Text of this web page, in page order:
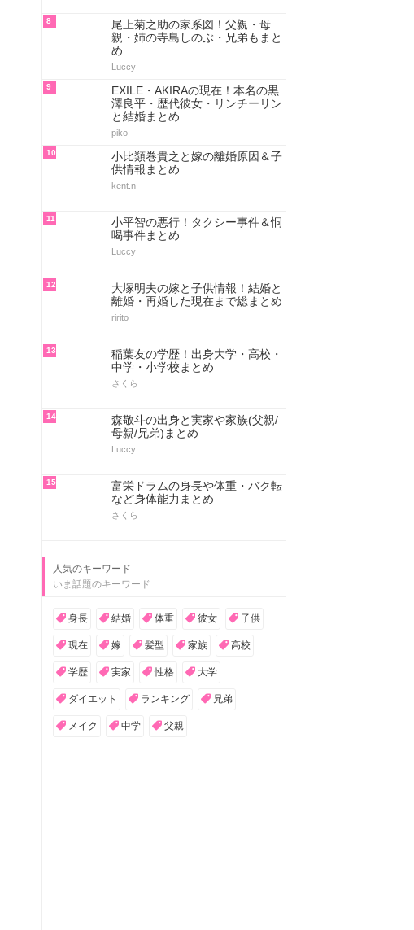
8
尾上菊之助の家系図！父親・母
親・姉の寺島しのぶ・兄弟もまと
め
Luccy
9
EXILE・AKIRAの現在！本名の黒
澤良平・歴代彼女・リンチーリン
と結婚まとめ
piko
10
小比類巻貴之と嫁の離婚原因＆子
供情報まとめ
kent.n
11
小平智の悪行！タクシー事件＆恫
喝事件まとめ
Luccy
12
大塚明夫の嫁と子供情報！結婚と
離婚・再婚した現在まで総まとめ
ririto
13
稲葉友の学歴！出身大学・高校・
中学・小学校まとめ
さくら
14
森敬斗の出身と実家や家族(父親/
母親/兄弟)まとめ
Luccy
15
富栄ドラムの身長や体重・バク転
など身体能力まとめ
さくら
人気のキーワード
いま話題のキーワード
身長 結婚 体重 彼女 子供
現在 嫁 髪型 家族 高校
学歴 実家 性格 大学
ダイエット ランキング 兄弟
メイク 中学 父親